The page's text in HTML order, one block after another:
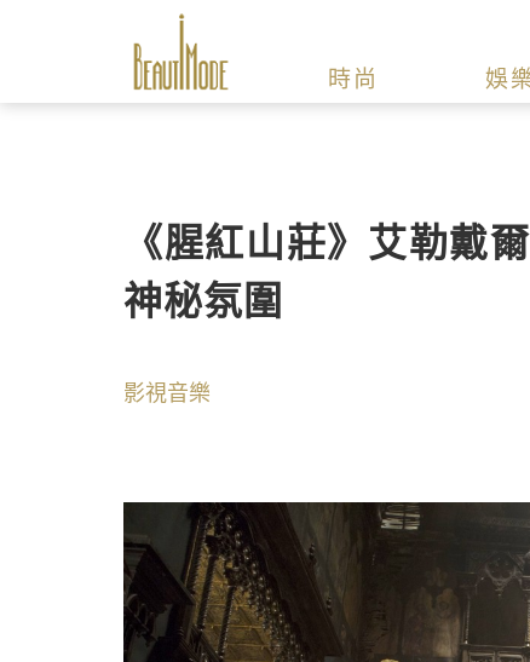
時尚 娛
《腥紅山莊》艾勒戴
神秘氛圍
影視音樂